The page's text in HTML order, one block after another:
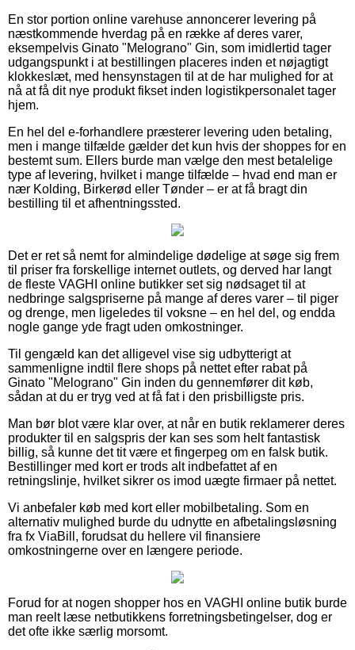
En stor portion online varehuse annoncerer levering på
næstkommende hverdag på en række af deres varer,
eksempelvis Ginato "Melograno" Gin, som imidlertid tager
udgangspunkt i at bestillingen placeres inden et nøjagtigt
klokkeslæt, med hensynstagen til at de har mulighed for at
nå at få dit nye produkt fikset inden logistikpersonalet tager
hjem.
En hel del e-forhandlere præsterer levering uden betaling,
men i mange tilfælde gælder det kun hvis der shoppes for en
bestemt sum. Ellers burde man vælge den mest betalelige
type af levering, hvilket i mange tilfælde – hvad end man er
nær Kolding, Birkerød eller Tønder – er at få bragt din
bestilling til et afhentningssted.
Det er ret så nemt for almindelige dødelige at søge sig frem
til priser fra forskellige internet outlets, og derved har langt
de fleste VAGHI online butikker set sig nødsaget til at
nedbringe salgspriserne på mange af deres varer – til piger
og drenge, men ligeledes til voksne – en hel del, og endda
nogle gange yde fragt uden omkostninger.
Til gengæld kan det alligevel vise sig udbytterigt at
sammenligne indtil flere shops på nettet efter rabat på
Ginato "Melograno" Gin inden du gennemfører dit køb,
sådan at du er tryg ved at få fat i den prisbilligste pris.
Man bør blot være klar over, at når en butik reklamerer deres
produkter til en salgspris der kan ses som helt fantastisk
billig, så kunne det tit være et fingerpeg om en falsk butik.
Bestillinger med kort er trods alt indbefattet af en
retningslinje, hvilket sikrer os imod uægte firmaer på nettet.
Vi anbefaler køb med kort eller mobilbetaling. Som en
alternativ mulighed burde du udnytte en afbetalingsløsning
fra fx ViaBill, forudsat du hellere vil finansiere
omkostningerne over en længere periode.
Forud for at nogen shopper hos en VAGHI online butik burde
man reelt læse netbutikkens forretningsbetingelser, dog er
det ofte ikke særlig morsomt.